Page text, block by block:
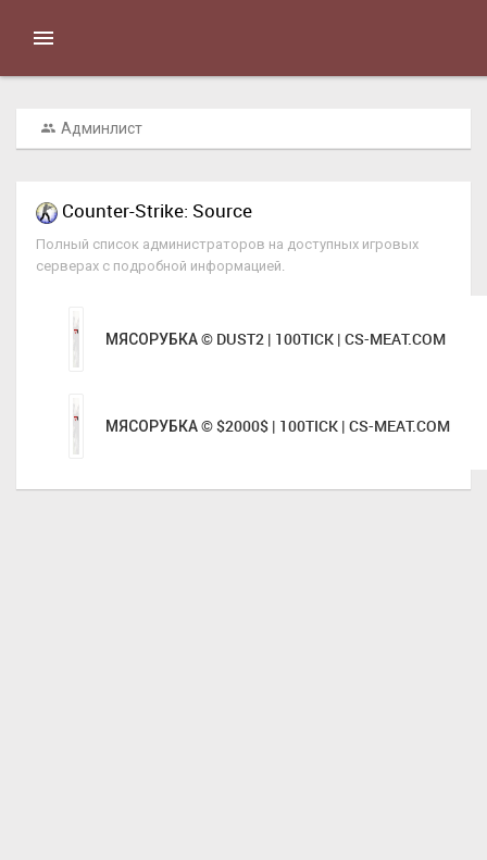
Админлист
Counter-Strike: Source
Полный список администраторов на доступных игровых
серверах с подробной информацией.
МЯСОРУБКА © DUST2 | 100TICK | CS-MEAT.COM
МЯСОРУБКА © $2000$ | 100TICK | CS-MEAT.COM